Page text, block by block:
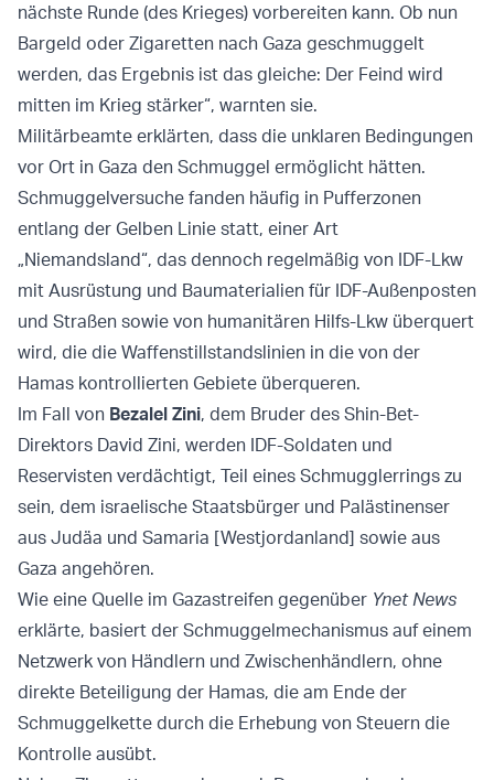
nächste Runde (des Krieges) vorbereiten kann. Ob nun
Bargeld oder Zigaretten nach Gaza geschmuggelt
werden, das Ergebnis ist das gleiche: Der Feind wird
mitten im Krieg stärker“, warnten sie.
Militärbeamte erklärten, dass die unklaren Bedingungen
vor Ort in Gaza den Schmuggel ermöglicht hätten.
Schmuggelversuche fanden häufig in Pufferzonen
entlang der Gelben Linie statt, einer Art
„Niemandsland“, das dennoch regelmäßig von IDF-Lkw
mit Ausrüstung und Baumaterialien für IDF-Außenposten
und Straßen sowie von humanitären Hilfs-Lkw überquert
wird, die die Waffenstillstandslinien in die von der
Hamas kontrollierten Gebiete überqueren.
Im Fall von Bezalel Zini, dem Bruder des Shin-Bet-
Direktors David Zini, werden IDF-Soldaten und
Reservisten verdächtigt, Teil eines Schmugglerrings zu
sein, dem israelische Staatsbürger und Palästinenser
aus Judäa und Samaria [Westjordanland] sowie aus
Gaza angehören.
Wie eine Quelle im Gazastreifen gegenüber Ynet News
erklärte, basiert der Schmuggelmechanismus auf einem
Netzwerk von Händlern und Zwischenhändlern, ohne
direkte Beteiligung der Hamas, die am Ende der
Schmuggelkette durch die Erhebung von Steuern die
Kontrolle ausübt.